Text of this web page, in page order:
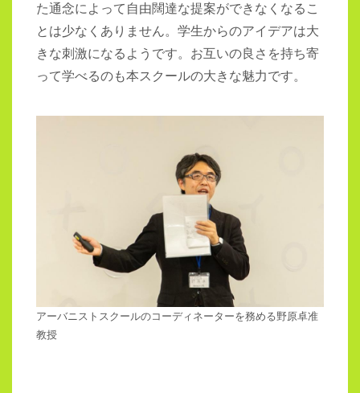
た通念によって自由闊達な提案ができなくなるこ
とは少なくありません。学生からのアイデアは大
きな刺激になるようです。お互いの良さを持ち寄
って学べるのも本スクールの大きな魅力です。
アーバニストスクールのコーディネーターを務める野原卓准
教授